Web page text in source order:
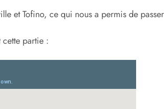
et Tofino, ce qui nous a permis de
partie :